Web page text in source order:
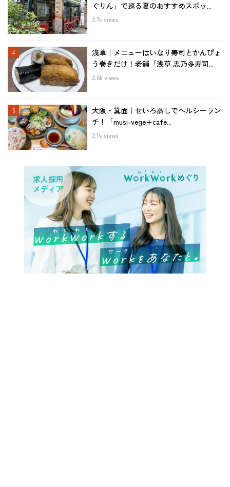
ぐりん」で巡る夏のおすすめスポッ...
2.7k views
浅草｜メニューはいなり寿司とかんぴょ
う巻きだけ！老舗「浅草 志乃多寿司...
2.6k views
大阪・箕面｜せいろ蒸しでヘルシーラン
チ！「musi-vege+cafe...
2.1k views